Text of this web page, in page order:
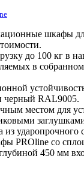
шкафы
до 100 кг в
в
черный RAL9005.
местом для
PROline со
450 мм